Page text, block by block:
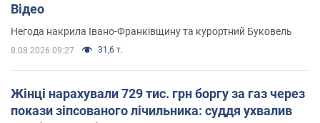
Відео
Негода накрила Івано-Франківщину та курортний Буковель
8.08.2026 09:27 31,6 т.
Жінці нарахували 729 тис. грн боргу за газ через
покази зіпсованого лічильника: суддя ухвалив